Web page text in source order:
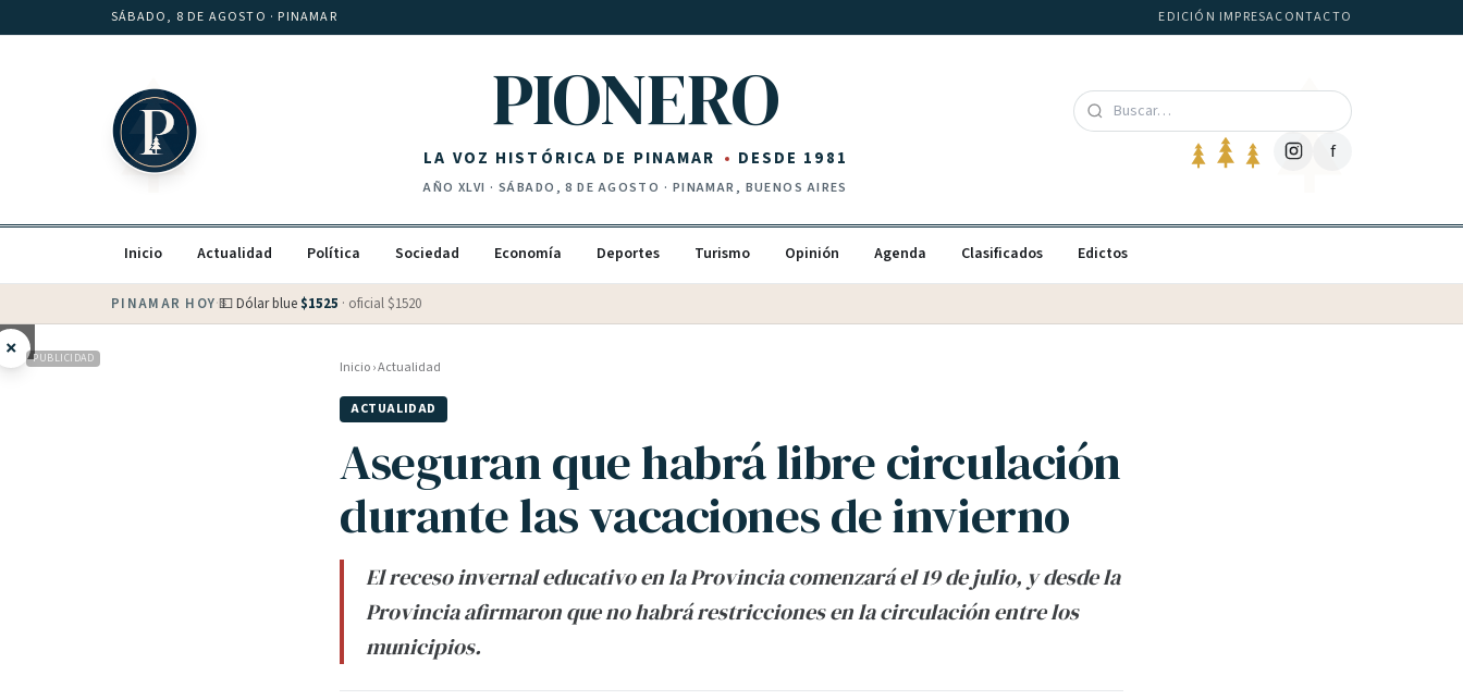
Saltar al contenidoSÁBADO, 8 DE AGOSTO · PINAMAR EDICIÓN IMPRESACONTACTO
PIONERO
LA VOZ HISTÓRICA DE PINAMAR DESDE 1981
AÑO XLVI · SÁBADO, 8 DE AGOSTO · PINAMAR, BUENOS AIRES
f
Inicio Actualidad Política Sociedad Economía Deportes Turismo Opinión Agenda Clasificados Edictos
PINAMAR HOY·💵 Dólar blue $1525 · oficial $1520
× PUBLICIDAD Inicio›Actualidad
ACTUALIDAD
Aseguran que habrá libre circulación
durante las vacaciones de invierno
El receso invernal educativo en la Provincia comenzará el 19 de julio, y desde la
Provincia afirmaron que no habrá restricciones en la circulación entre los
municipios.